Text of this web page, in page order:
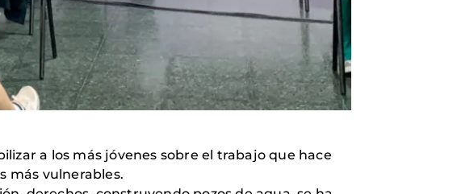
a los más jóvenes sobre el trabajo que hace
más vulnerables.